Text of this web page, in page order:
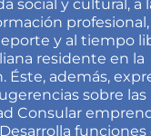
social y cultural, a
profesional,
y al tiempo
residente en la
Éste, además,
sobre
Consular